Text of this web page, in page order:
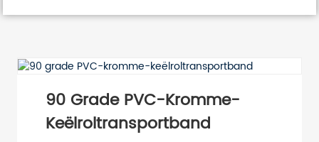
90 Grade PVC-Kromme-
Keëlroltransportband